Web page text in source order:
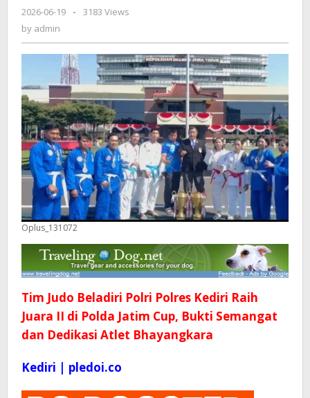
Polda
Jatim
Cup,
Bukti
Semangat
dan
Dedikasi
Atlet
Bhayangkara
2026-06-19
by
-
3183 Views
by admin
Oplus_131072
Tim Judo Beladiri Polri Polres Kediri Raih
Juara II di Polda Jatim Cup, Bukti Semangat
dan Dedikasi Atlet Bhayangkara
Kediri | pledoi.co